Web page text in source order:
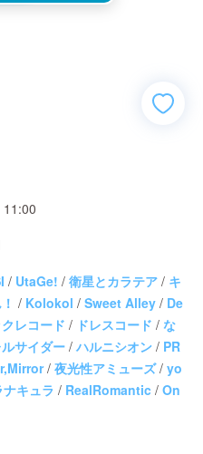
11:00
/ UtaGe! / 衛星とカラテア / キ
/ Kolokol / Sweet Alley / De
レコード / ドレスコード / な
サイダー / ハルニシオン / PR
/ 夜光性アミューズ/ yo
ナキュラ / RealRomantic / On